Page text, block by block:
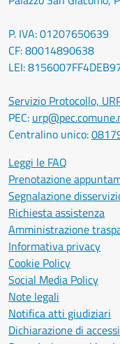
P. IVA: 01207650639
CF: 80014890638
LEI:
Servizio Protocollo,
PEC:
Centralino unico:
Leggi le FAQ
Prenotazione
Segnalazione
Richiesta assistenza
Amministrazione
Informativa privacy
Cookie Policy
Social Media Policy
Note legali
Notifica atti giudiziari
Dichiarazione di